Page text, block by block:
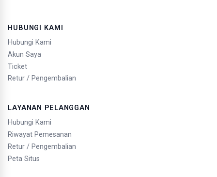
HUBUNGI KAMI
Hubungi Kami
Akun Saya
Ticket
Retur / Pengembalian
LAYANAN PELANGGAN
Hubungi Kami
Riwayat Pemesanan
Retur / Pengembalian
Peta Situs